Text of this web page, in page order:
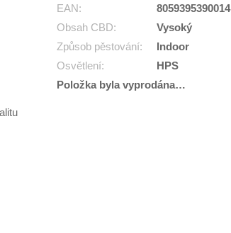
EAN:
8059395390014
Obsah CBD:
Vysoký
Způsob pěstování:
Indoor
Osvětlení:
HPS
Položka byla vyprodána…